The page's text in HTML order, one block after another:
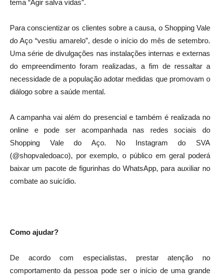
tema “Agir salva vidas”.
Para conscientizar os clientes sobre a causa, o Shopping Vale
do Aço “vestiu amarelo”, desde o início do mês de setembro.
Uma série de divulgações nas instalações internas e externas
do empreendimento foram realizadas, a fim de ressaltar a
necessidade de a população adotar medidas que promovam o
diálogo sobre a saúde mental.
A campanha vai além do presencial e também é realizada no
online e pode ser acompanhada nas redes sociais do
Shopping Vale do Aço. No Instagram do SVA
(@shopvaledoaco), por exemplo, o público em geral poderá
baixar um pacote de figurinhas do WhatsApp, para auxiliar no
combate ao suicídio.
Como ajudar?
De acordo com especialistas, prestar atenção no
comportamento da pessoa pode ser o início de uma grande